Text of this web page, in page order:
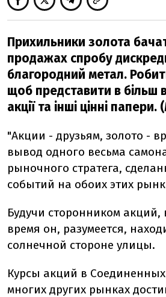
Прихильники золота
продажах спробу
благородний метал.
щоб представити в більш
акції та інші цінні папери. (
"Акции - друзьям, золото -
вывод одного весьма
рыночного стратега,
событий на обоих этих
Будучи сторонником акций,
время он, разумеется,
солнечной стороне улицы.
Курсы акций в
многих других рынках